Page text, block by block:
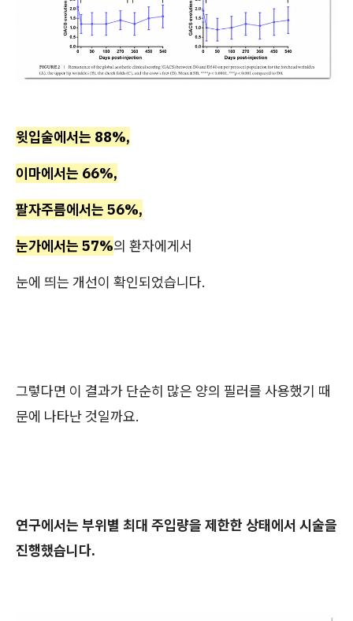
윗입술에서는 88%,
이마에서는 66%,
팔자주름에서는 56%,
눈가에서는 57%의 환자에게서
눈에 띄는 개선이 확인되었습니다.
그렇다면 이 결과가 단순히 많은 양의 필러를 사용했기 때
문에 나타난 것일까요.
연구에서는 부위별 최대 주입량을 제한한 상태에서 시술을
진행했습니다.